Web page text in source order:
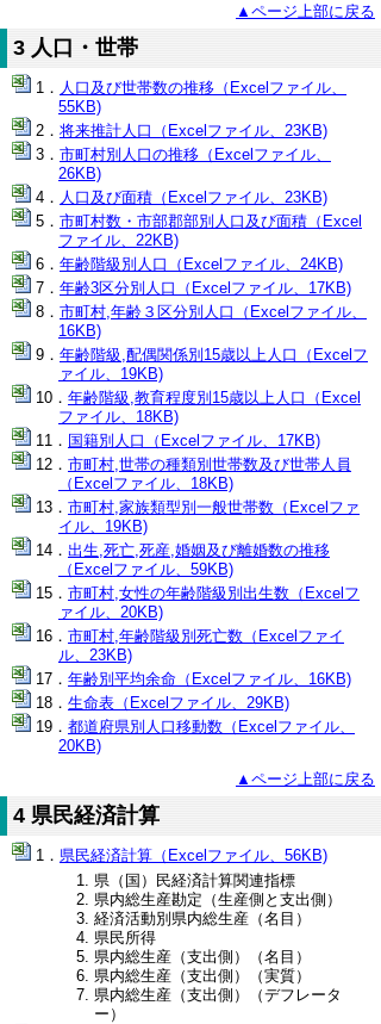
▲ページ上部に戻る
3 人口・世帯
人口及び世帯数の推移（Excelファイル、
55KB)
将来推計人口（Excelファイル、23KB)
市町村別人口の推移（Excelファイル、
26KB)
人口及び面積（Excelファイル、23KB)
市町村数・市部郡部別人口及び面積（Excel
ファイル、22KB)
年齢階級別人口（Excelファイル、24KB)
年齢3区分別人口（Excelファイル、17KB)
市町村,年齢３区分別人口（Excelファイル、
16KB)
年齢階級,配偶関係別15歳以上人口（Excelフ
ァイル、19KB)
年齢階級,教育程度別15歳以上人口（Excel
ファイル、18KB)
国籍別人口（Excelファイル、17KB)
市町村,世帯の種類別世帯数及び世帯人員
（Excelファイル、18KB)
市町村,家族類型別一般世帯数（Excelファ
イル、19KB)
出生,死亡,死産,婚姻及び離婚数の推移
（Excelファイル、59KB)
市町村,女性の年齢階級別出生数（Excelフ
ァイル、20KB)
市町村,年齢階級別死亡数（Excelファイ
ル、23KB)
年齢別平均余命（Excelファイル、16KB)
生命表（Excelファイル、29KB)
都道府県別人口移動数（Excelファイル、
20KB)
▲ページ上部に戻る
4 県民経済計算
県民経済計算（Excelファイル、56KB)
県（国）民経済計算関連指標
県内総生産勘定（生産側と支出側）
経済活動別県内総生産（名目）
県民所得
県内総生産（支出側）（名目）
県内総生産（支出側）（実質）
県内総生産（支出側）（デフレータ
ー）